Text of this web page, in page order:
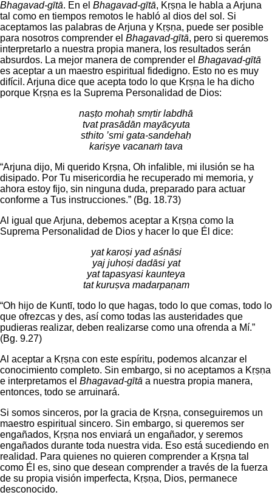
Bhagavad-gītā. En el Bhagavad-gītā, Kṛṣṇa le habla a Arjuna
tal como en tiempos remotos le habló al dios del sol. Si
aceptamos las palabras de Arjuna y Kṛṣṇa, puede ser posible
para nosotros comprender el Bhagavad-gītā, pero si queremos
interpretarlo a nuestra propia manera, los resultados serán
absurdos. La mejor manera de comprender el Bhagavad-gītā
es aceptar a un maestro espiritual fidedigno. Esto no es muy
difícil. Arjuna dice que acepta todo lo que Kṛṣṇa le ha dicho
porque Kṛṣṇa es la Suprema Personalidad de Dios:
naṣṭo mohaḥ smṛtir labdhā
tvat prasādān mayācyuta
sthito ’smi gata-sandehaḥ
kariṣye vacanaṁ tava
“Arjuna dijo, Mi querido Kṛṣṇa, Oh infalible, mi ilusión se ha
disipado. Por Tu misericordia he recuperado mi memoria, y
ahora estoy fijo, sin ninguna duda, preparado para actuar
conforme a Tus instrucciones.” (Bg. 18.73)
Al igual que Arjuna, debemos aceptar a Kṛṣṇa como la
Suprema Personalidad de Dios y hacer lo que Él dice:
yat karoṣi yad aśnāsi
yaj juhoṣi dadāsi yat
yat tapasyasi kaunteya
tat kuruṣva madarpaṇam
“Oh hijo de Kuntī, todo lo que hagas, todo lo que comas, todo lo
que ofrezcas y des, así como todas las austeridades que
pudieras realizar, deben realizarse como una ofrenda a Mí.”
(Bg. 9.27)
Al aceptar a Kṛṣṇa con este espíritu, podemos alcanzar el
conocimiento completo. Sin embargo, si no aceptamos a Kṛṣṇa
e interpretamos el Bhagavad-gītā a nuestra propia manera,
entonces, todo se arruinará.
Si somos sinceros, por la gracia de Kṛṣṇa, conseguiremos un
maestro espiritual sincero. Sin embargo, si queremos ser
engañados, Kṛṣṇa nos enviará un engañador, y seremos
engañados durante toda nuestra vida. Eso está sucediendo en
realidad. Para quienes no quieren comprender a Kṛṣṇa tal
como Él es, sino que desean comprender a través de la fuerza
de su propia visión imperfecta, Kṛṣṇa, Dios, permanece
desconocido.